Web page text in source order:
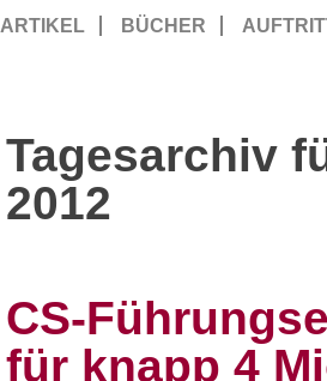
ARTIKEL BÜCHER
Tagesarchiv
2012
CS-
für knapp 4